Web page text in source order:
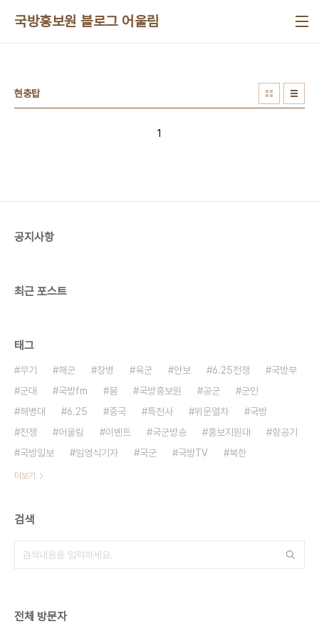
국방홍보원 블로그 어울림
현충탑
1
공지사항
최근 포스트
태그
무기 해군 장병 육군 안보 6.25전쟁
국방부
군대
국방fm 붐 국방홍보원 공군
군인
해병대
6.25 중국 특전사 위문열차
국방
전쟁
어울림 이벤트 국군방송 홍보지원대
항공기
국방일보
임영식기자 국군 국방TV 북한
더보기
검색
전체 방문자